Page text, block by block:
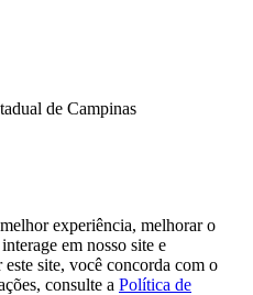
de Campinas
experiência, melhorar o
em nosso site e
site, você concorda com o
consulte a Política de